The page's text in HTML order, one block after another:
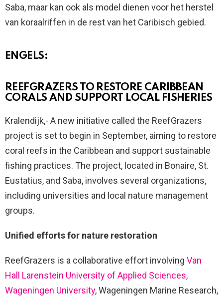
Saba, maar kan ook als model dienen voor het herstel
van koraalriffen in de rest van het Caribisch gebied.
ENGELS:
REEFGRAZERS TO RESTORE CARIBBEAN
CORALS AND SUPPORT LOCAL FISHERIES
Kralendijk,- A new initiative called the ReefGrazers
project is set to begin in September, aiming to restore
coral reefs in the Caribbean and support sustainable
fishing practices. The project, located in Bonaire, St.
Eustatius, and Saba, involves several organizations,
including universities and local nature management
groups.
Unified efforts for nature restoration
ReefGrazers is a collaborative effort involving Van
Hall Larenstein University of Applied Sciences,
Wageningen University, Wageningen Marine Research,